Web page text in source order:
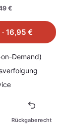
€
16,95 €
Demand)
Rückgaberecht